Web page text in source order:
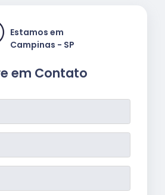
em Contato
Estamos em
Campinas - SP